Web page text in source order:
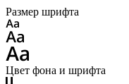
Размер шрифта
Цвет фона и шрифта